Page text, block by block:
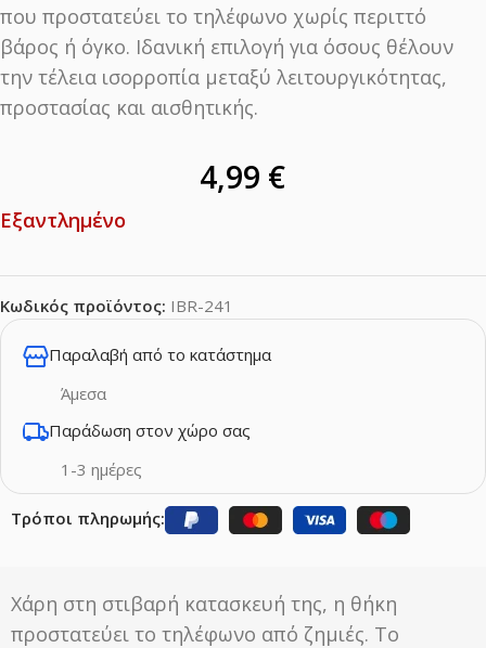
που προστατεύει το τηλέφωνο χωρίς περιττό
βάρος ή όγκο. Ιδανική επιλογή για όσους θέλουν
την τέλεια ισορροπία μεταξύ λειτουργικότητας,
προστασίας και αισθητικής.
4,99 €
Εξαντλημένο
Κωδικός προϊόντος: IBR-241
Παραλαβή από το κατάστημα
Άμεσα
Παράδωση στον χώρο σας
1-3 ημέρες
Τρόποι πληρωμής:
Χάρη στη στιβαρή κατασκευή της, η θήκη
προστατεύει το τηλέφωνο από ζημιές. Το